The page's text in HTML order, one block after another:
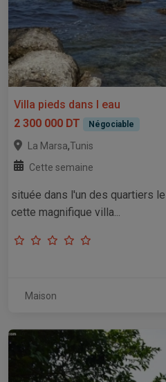
Villa pieds dans l eau
2 300 000 DT
Négociable
La Marsa,Tunis
Cette semaine
située dans l'un des quartiers
cette magnifique villa...
Maison